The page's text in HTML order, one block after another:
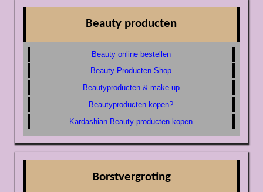
Beauty producten
Beauty online bestellen
Beauty Producten Shop
Beautyproducten & make-up
Beautyproducten kopen?
Kardashian Beauty producten kopen
Borstvergroting